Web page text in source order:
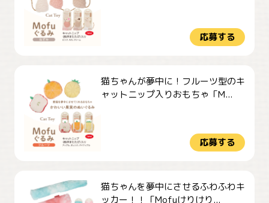
応募する
猫ちゃんが夢中に！フルーツ型のキ
ャットニップ入りおもちゃ「M...
応募する
猫ちゃんを夢中にさせるふわふわキ
ッカー！！「Mofuけりけり...